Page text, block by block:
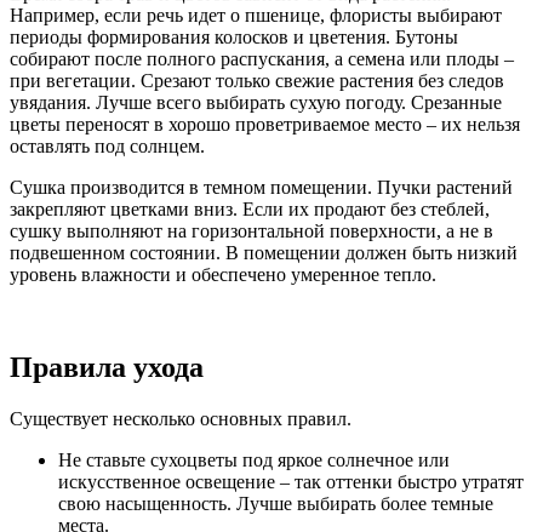
Например, если речь идет о пшенице, флористы выбирают
периоды формирования колосков и цветения. Бутоны
собирают после полного распускания, а семена или плоды –
при вегетации. Срезают только свежие растения без следов
увядания. Лучше всего выбирать сухую погоду. Срезанные
цветы переносят в хорошо проветриваемое место – их нельзя
оставлять под солнцем.
Сушка производится в темном помещении. Пучки растений
закрепляют цветками вниз. Если их продают без стеблей,
сушку выполняют на горизонтальной поверхности, а не в
подвешенном состоянии. В помещении должен быть низкий
уровень влажности и обеспечено умеренное тепло.
Правила ухода
Существует несколько основных правил.
Не ставьте сухоцветы под яркое солнечное или
искусственное освещение – так оттенки быстро утратят
свою насыщенность. Лучше выбирать более темные
места.